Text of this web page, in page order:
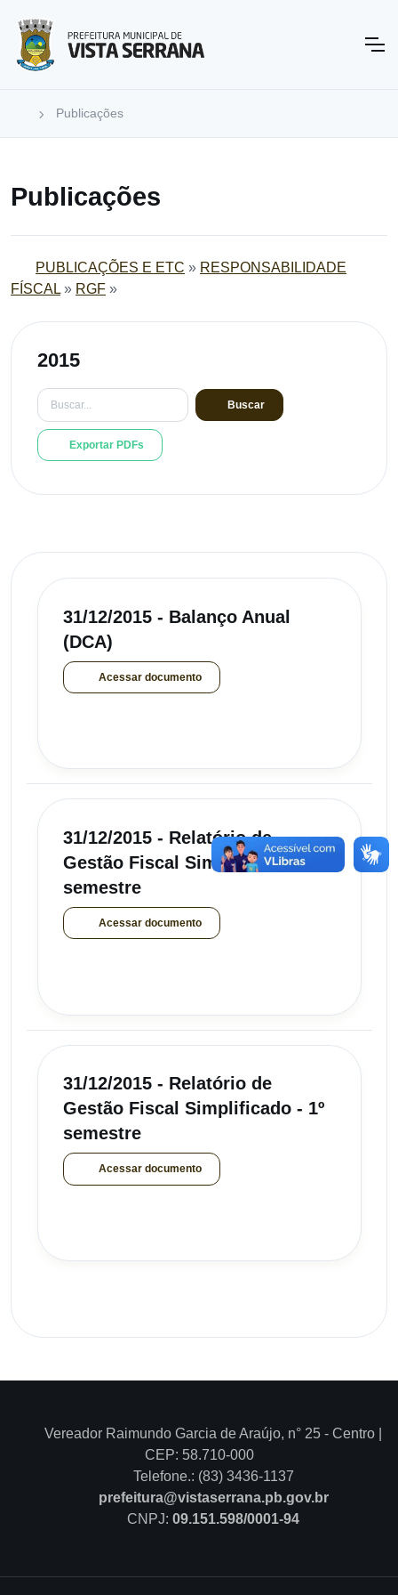
Publicações
Publicações
PUBLICAÇÕES E ETC » RESPONSABILIDADE
FÍSCAL » RGF »
2015
Buscar
Exportar PDFs
31/12/2015 - Balanço Anual
(DCA)
Acessar documento
31/12/2015 - Relatório de
Gestão Fiscal Simplificado - 2º
semestre
Acessar documento
31/12/2015 - Relatório de
Gestão Fiscal Simplificado - 1º
semestre
Acessar documento
Vereador Raimundo Garcia de Araújo, n° 25 - Centro |
CEP: 58.710-000
Telefone.: (83) 3436-1137
prefeitura@vistaserrana.pb.gov.br
CNPJ: 09.151.598/0001-94